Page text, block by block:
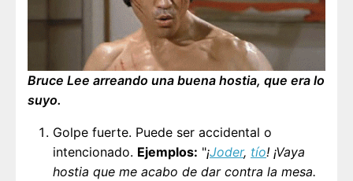
Bruce Lee arreando una buena hostia, que era lo
suyo.
Golpe fuerte. Puede ser accidental o
intencionado. Ejemplos: "¡Joder, tío! ¡Vaya
hostia que me acabo de dar contra la mesa.